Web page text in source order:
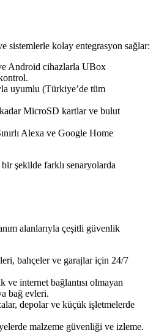
sistemlerle kolay entegrasyon sağlar:
Android cihazlarla UBox
uyumlu (Türkiye’de tüm
MicroSD kartlar ve bulut
Alexa ve Google Home
şekilde farklı senaryolarda
alanlarıyla çeşitli güvenlik
bahçeler ve garajlar için 24/7
ve internet bağlantısı olmayan
bağ evleri.
depolar ve küçük işletmelerde
malzeme güvenliği ve izleme.